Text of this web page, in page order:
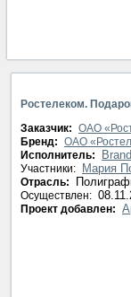
Ростелеком.
Заказчик: ОАО
Бренд: ОАО
Исполнитель:
Участники: Мария
Отрасль:
Осуществлен:
Проект добавлен: